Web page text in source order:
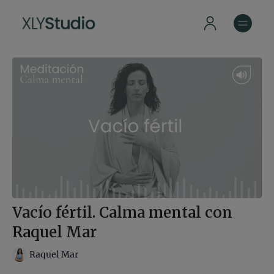
Vacío fértil. Calma mental con
Raquel Mar
Raquel Mar